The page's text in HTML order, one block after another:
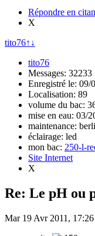
Répondre en
X
tito76↑ ↓
tito76
Messages: 32233
Enregistré le: 09/
Localisation: 89
volume du bac:
mise en eau: 03/
maintenance:
éclairage: led
mon bac: 250-l-
Site Internet
X
Re: Le pH ou
Mar 19 Avr 2011, 17:26